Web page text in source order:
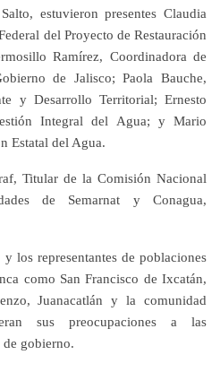
estuvieron presentes Claudia
del Proyecto de Restauración
Ramírez, Coordinadora de
de Jalisco; Paola Bauche,
y Desarrollo Territorial; Ernesto
Integral del Agua; y Mario
Estatal del Agua.
Titular de la Comisión Nacional
de Semarnat y Conagua,
los representantes de poblaciones
como San Francisco de Ixcatán,
Juanacatlán y la comunidad
sus preocupaciones a las
de gobierno.